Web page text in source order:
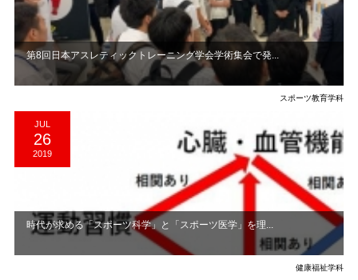
第8回日本アスレティックトレーニング学会学術集会で発...
スポーツ教育学科
JUL
26
2019
時代が求める「スポーツ科学」と「スポーツ医学」を理...
健康福祉学科